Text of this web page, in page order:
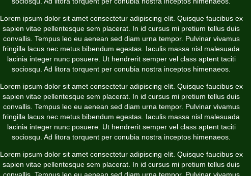
Lorem ipsum dolor sit amet consectetur adipiscing elit. Quisque faucibus ex
sapien vitae pellentesque sem placerat. In id cursus mi pretium tellus duis
convallis. Tempus leo eu aenean sed diam urna tempor. Pulvinar vivamus
fringilla lacus nec metus bibendum egestas. Iaculis massa nisl malesuada
lacinia integer nunc posuere. Ut hendrerit semper vel class aptent taciti
sociosqu. Ad litora torquent per conubia nostra inceptos himenaeos.
Lorem ipsum dolor sit amet consectetur adipiscing elit. Quisque faucibus ex
sapien vitae pellentesque sem placerat. In id cursus mi pretium tellus duis
convallis. Tempus leo eu aenean sed diam urna tempor. Pulvinar vivamus
fringilla lacus nec metus bibendum egestas. Iaculis massa nisl malesuada
lacinia integer nunc posuere. Ut hendrerit semper vel class aptent taciti
sociosqu. Ad litora torquent per conubia nostra inceptos himenaeos.
Lorem ipsum dolor sit amet consectetur adipiscing elit. Quisque faucibus ex
sapien vitae pellentesque sem placerat. In id cursus mi pretium tellus duis